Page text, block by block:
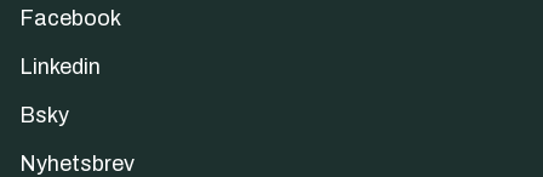
Facebook
Linkedin
Bsky
Nyhetsbrev